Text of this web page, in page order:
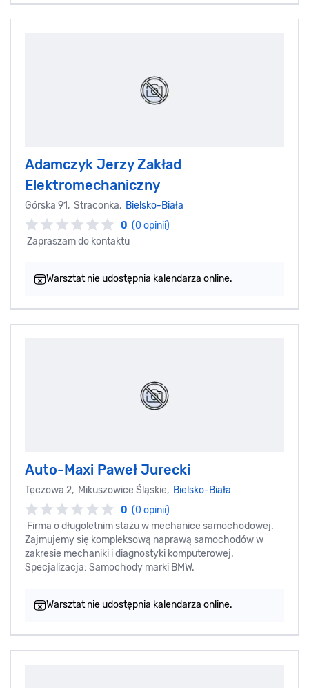
Adamczyk Jerzy Zakład
Elektromechaniczny
Górska 91, Straconka, Bielsko-Biała
0 (0 opinii)
Zapraszam do kontaktu
Warsztat nie udostępnia kalendarza online.
Auto-Maxi Paweł Jurecki
Tęczowa 2, Mikuszowice Śląskie, Bielsko-Biała
0 (0 opinii)
Firma o długoletnim stażu w mechanice samochodowej.
Zajmujemy się kompleksową naprawą samochodów w
zakresie mechaniki i diagnostyki komputerowej.
Specjalizacja: Samochody marki BMW.
Warsztat nie udostępnia kalendarza online.